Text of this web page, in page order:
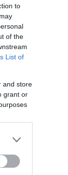
to
of the
List of
and store
grant or